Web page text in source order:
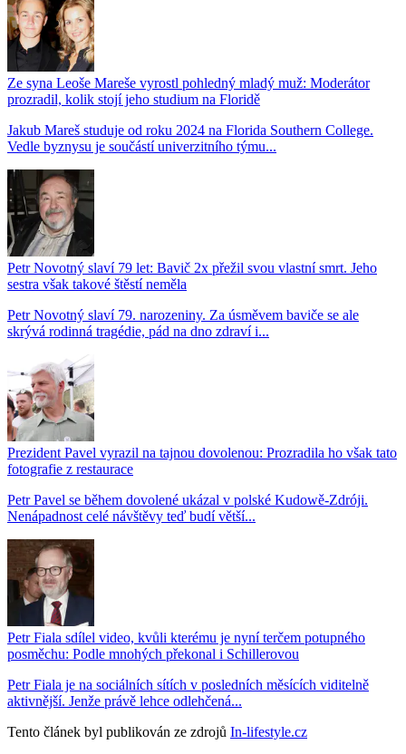
Ze syna Leoše Mareše vyrostl pohledný mladý muž: Moderátor
prozradil, kolik stojí jeho studium na Floridě
Jakub Mareš studuje od roku 2024 na Florida Southern College.
Vedle byznysu je součástí univerzitního týmu...
Petr Novotný slaví 79 let: Bavič 2x přežil svou vlastní smrt. Jeho
sestra však takové štěstí neměla
Petr Novotný slaví 79. narozeniny. Za úsměvem baviče se ale
skrývá rodinná tragédie, pád na dno zdraví i...
Prezident Pavel vyrazil na tajnou dovolenou: Prozradila ho však tato
fotografie z restaurace
Petr Pavel se během dovolené ukázal v polské Kudowě-Zdróji.
Nenápadnost celé návštěvy teď budí větší...
Petr Fiala sdílel video, kvůli kterému je nyní terčem potupného
posměchu: Podle mnohých překonal i Schillerovou
Petr Fiala je na sociálních sítích v posledních měsících viditelně
aktivnější. Jenže právě lehce odlehčená...
Tento článek byl publikován ze zdrojů In-lifestyle.cz